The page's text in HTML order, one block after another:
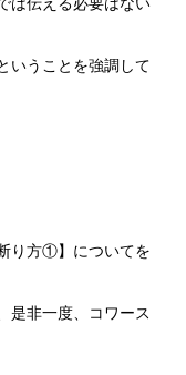
は伝える必要はない
いうことを強調して
り方①】についてを
是非一度、コワース